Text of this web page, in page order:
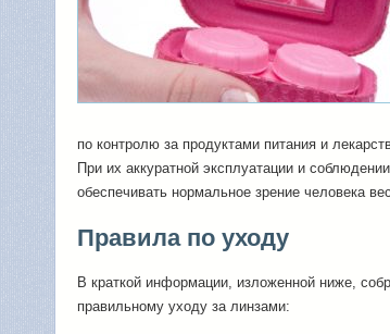
по контролю за продуктами питания и
При их аккуратной эксплуатации и
обеспечивать нормальное зрение человека
Правила по уходу
В краткой информации, изложенной ниже,
правильному уходу за линзами: